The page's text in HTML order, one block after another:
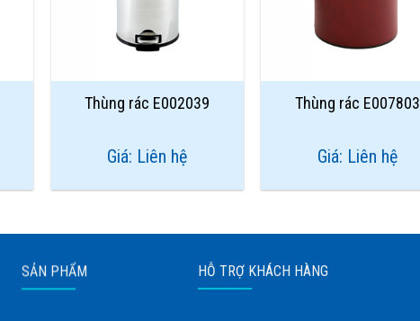
Thùng rác E002039
Giá: Liên hệ
Thùng rác E007803
Giá: Liên hệ
SẢN PHẨM HỖ TRỢ KHÁCH HÀNG